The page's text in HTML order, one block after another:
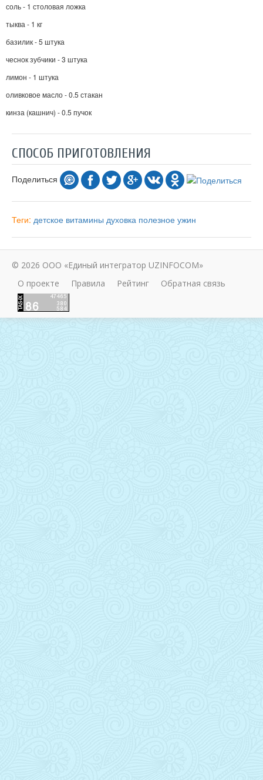
соль - 1 столовая ложка
тыква - 1 кг
базилик - 5 штука
чеснок зубчики - 3 штука
лимон - 1 штука
оливковое масло - 0.5 стакан
кинза (кашнич) - 0.5 пучок
СПОСОБ ПРИГОТОВЛЕНИЯ
Поделиться
Теги: детское витамины духовка полезное ужин
© 2026 ООО «Единый интегратор UZINFOCOM»
О проекте
Правила Рейтинг Обратная связь